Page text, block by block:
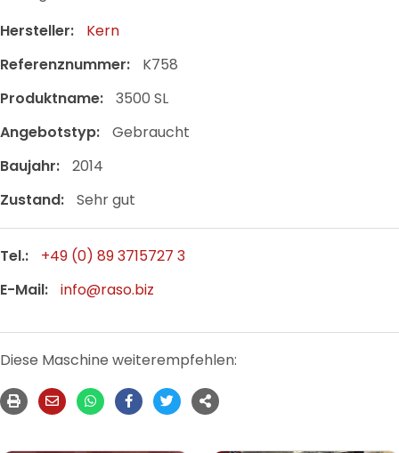
Hersteller:
Kern
Referenznummer:
K758
Produktname:
3500 SL
Angebotstyp:
Gebraucht
Baujahr:
2014
Zustand:
Sehr gut
Tel.:
+49 (0) 89 3715727 3
E-Mail:
info@raso.biz
Diese Maschine weiterempfehlen: